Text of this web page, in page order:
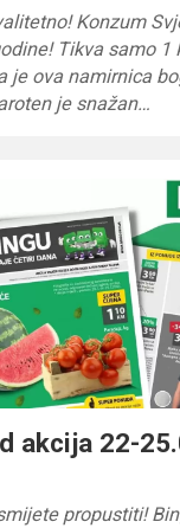
Konzum
Tikva samo 1
je ova namirnica
je snažan…
akcija 22-
propustiti!